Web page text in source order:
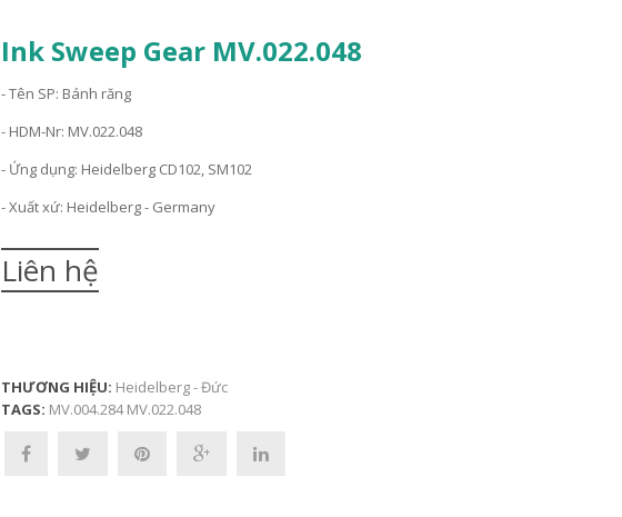
Ink Sweep Gear MV.022.048
- Tên SP: Bánh răng
- HDM-Nr: MV.022.048
- Ứng dụng: Heidelberg CD102, SM102
- Xuất xứ: Heidelberg - Germany
Liên hệ
THƯƠNG HIỆU: Heidelberg - Đức
TAGS: MV.004.284 MV.022.048